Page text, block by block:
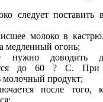
следует поставить
молоко в
медленный огонь;
нужно доводить
до 60 ? С. При
молочный продукт;
после того,